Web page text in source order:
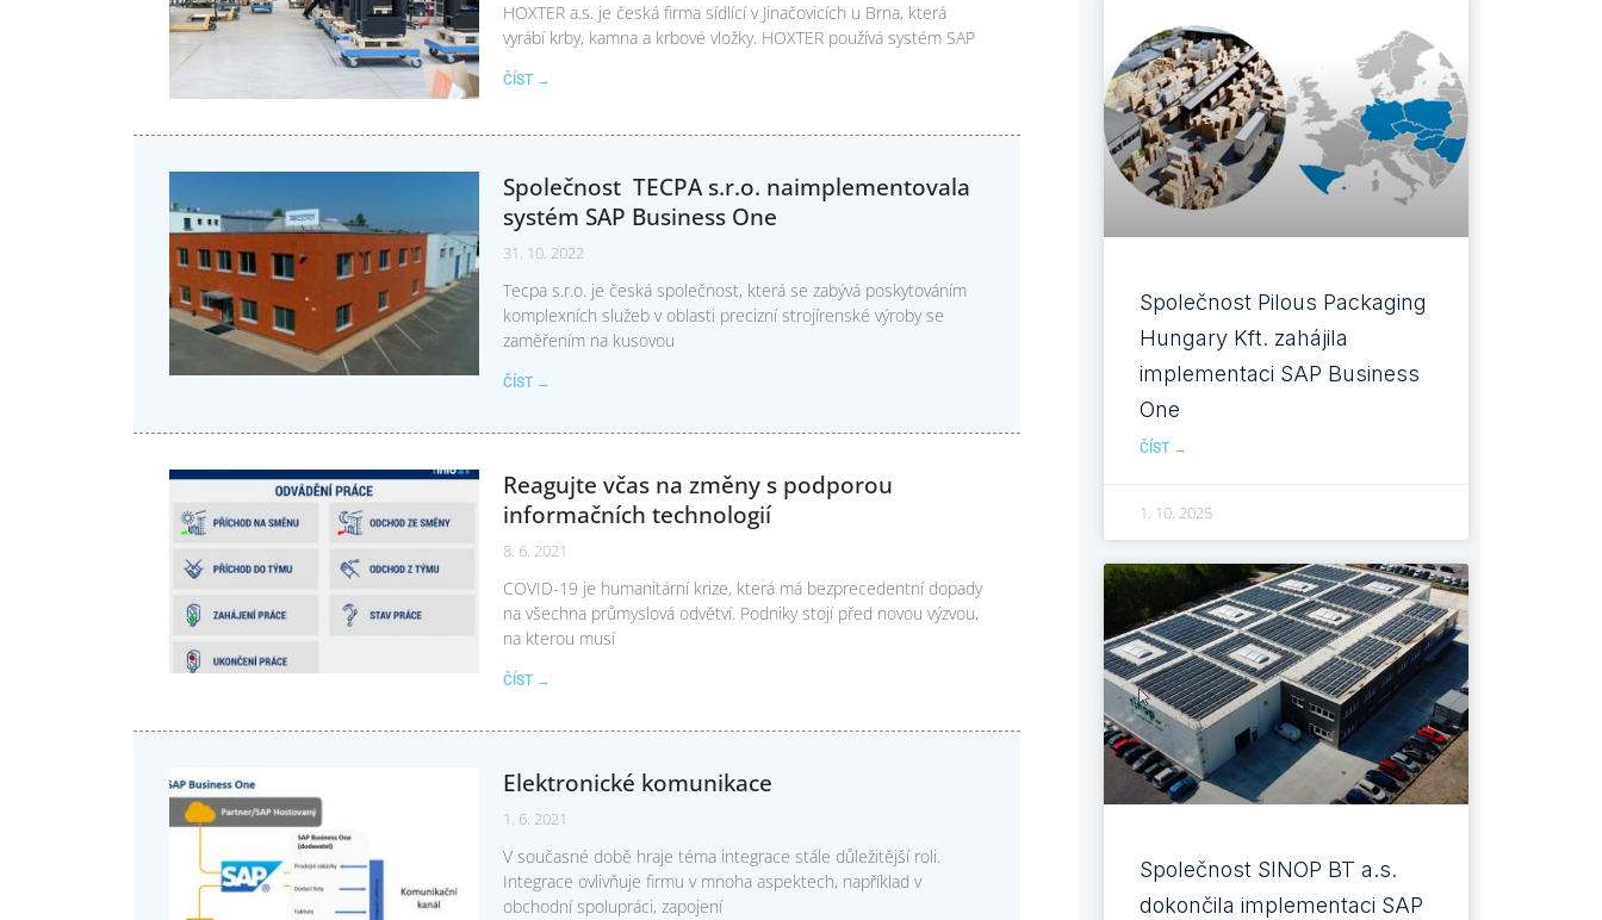
HOXTER a.s. je česká firma sídlící v Jinačovicích u Brna, která
vyrábí krby, kamna a krbové vložky. HOXTER používá systém SAP
ČÍST →
Společnost TECPA s.r.o. naimplementovala
systém SAP Business One
31. 10. 2022
Tecpa s.r.o. je česká společnost, která se zabývá poskytováním
komplexních služeb v oblasti precizní strojírenské výroby se
zaměřením na kusovou
ČÍST →
Reagujte včas na změny s podporou
informačních technologií
8. 6. 2021
COVID-19 je humanitární krize, která má bezprecedentní dopady
na všechna průmyslová odvětví. Podniky stojí před novou výzvou,
na kterou musí
ČÍST →
Elektronické komunikace
1. 6. 2021
V současné době hraje téma integrace stále důležitější roli.
Integrace ovlivňuje firmu v mnoha aspektech, například v
obchodní spolupráci, zapojení
Společnost Pilous Packaging
Hungary Kft. zahájila
implementaci SAP Business
One
ČÍST →
1. 10. 2025
Společnost SINOP BT a.s.
dokončila implementaci SAP